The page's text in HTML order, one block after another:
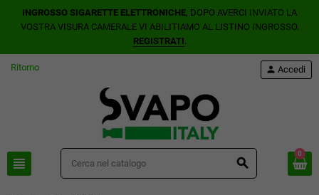
INGROSSO SIGARETTE ELETTRONICHE, DOPO AVERCI INVIATO LA
VOSTRA VISURA CAMERALE VI ABILITIAMO AL LISTINO INGROSSO.
REGISTRATI.
Ritorno
view_headline search
person Accedi
0